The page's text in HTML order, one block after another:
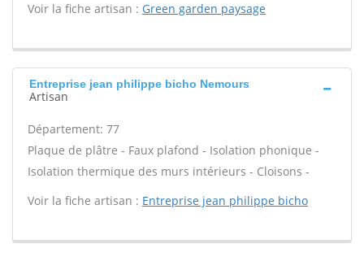
Voir la fiche artisan : Green garden paysage
Entreprise jean philippe bicho Nemours
Artisan
Département: 77
Plaque de plâtre - Faux plafond - Isolation phonique -
Isolation thermique des murs intérieurs - Cloisons -
Voir la fiche artisan : Entreprise jean philippe bicho